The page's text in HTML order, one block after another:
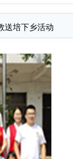
送培下乡活动